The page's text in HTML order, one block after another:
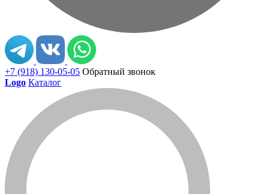
+7 (918) 130-05-05 Обратный звонок
Logo Каталог